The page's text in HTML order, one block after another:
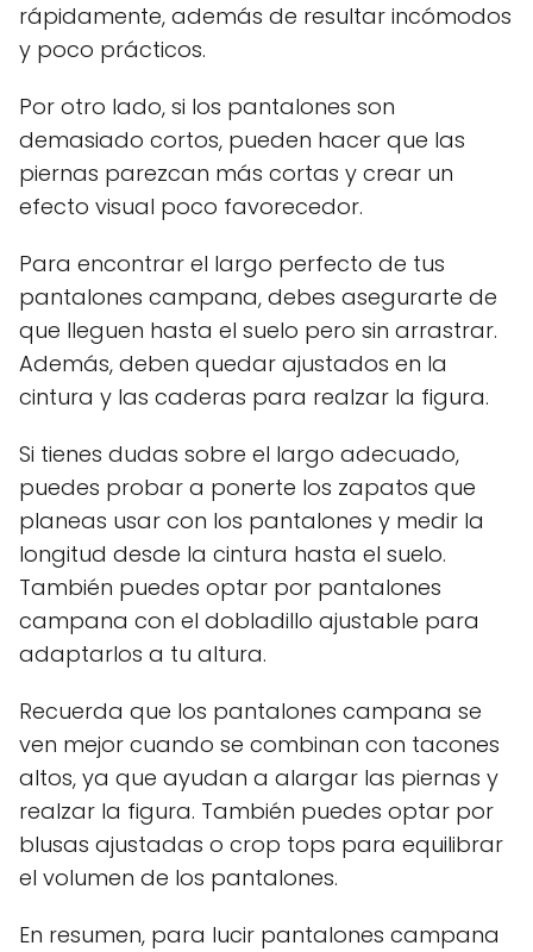
rápidamente, además de resultar incómodos
y poco prácticos.
Por otro lado, si los pantalones son
demasiado cortos, pueden hacer que las
piernas parezcan más cortas y crear un
efecto visual poco favorecedor.
Para encontrar el largo perfecto de tus
pantalones campana, debes asegurarte de
que lleguen hasta el suelo pero sin arrastrar.
Además, deben quedar ajustados en la
cintura y las caderas para realzar la figura.
Si tienes dudas sobre el largo adecuado,
puedes probar a ponerte los zapatos que
planeas usar con los pantalones y medir la
longitud desde la cintura hasta el suelo.
También puedes optar por pantalones
campana con el dobladillo ajustable para
adaptarlos a tu altura.
Recuerda que los pantalones campana se
ven mejor cuando se combinan con tacones
altos, ya que ayudan a alargar las piernas y
realzar la figura. También puedes optar por
blusas ajustadas o crop tops para equilibrar
el volumen de los pantalones.
En resumen, para lucir pantalones campana